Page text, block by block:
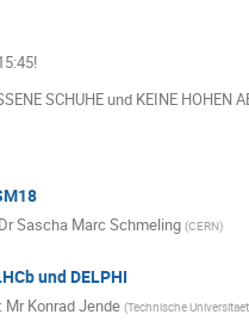
SCHUHE und KEINE HOHEN
DrSascha Marc Schmeling (CERN)
und DELPHI
: MrKonrad Jende (Technische